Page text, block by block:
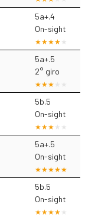
5a+.4
On-sight
5a+.5
2° giro
5b.5
On-sight
5a+.5
On-sight
5b.5
On-sight